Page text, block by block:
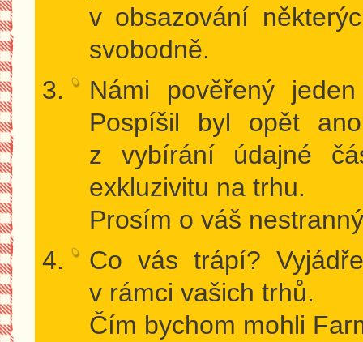
v obsazování
svobodně.
Námi pověřený
Pospíšil byl opět
z vybírání údajné
exkluzivitu na trhu.
Prosím o váš
Co vás trápí?
v rámci vašich trhů.
Čím bychom mohli